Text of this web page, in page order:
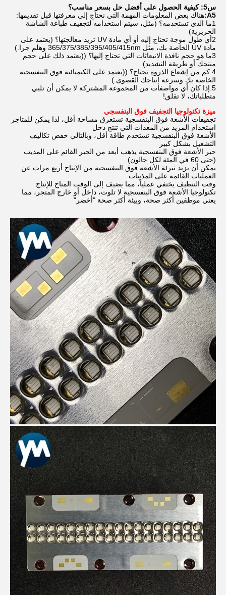
س5: كيفية الحصول على أفضل حل بسعر مناسب؟
A5: هناك بعض المعلومات المهمة التي نحتاج إلى معرفتها قبل تقديمها:
1ما الذي تستخدمه؟ (مثل، سيتم استخدامه لتجفيف طباعة الشاشة
الحريرية)
2أي طول موجة تحتاج إليه أو أي مادة UV تريد معالجتها؟ (يعتمد على
مادة UV الخاصة بك، مثل 365/375/385/395/405/415nm وهلم جرا.)
3ما هو حجم نافذة الانبعاثات التي تحتاج إليها؟ ((يعتمد ذلك على حجم
منتجك أو طريقة التشديد)
4.كم من إشعاع الذروة تحتاج؟ ((يعتمد على الكيميائية فوق البنفسجية
الخاصة بك وسرعة إنتاجك القصوى.)
5.إذا كان أي مواصفات من المجموعة المشتركة لا يمكن أن تلبي
متطلباتك، لا تقلق!
ميزة تكنولوجيا التجفيف فوق البنفسجي
تجفيفات الأشعة فوق البنفسجية تستغرق مساحة أقل، لذا يمكن للمتاجر
استخدام المزيد من المعدات التي تنتج دخل
الأشعة فوق البنفسجية تستخدم طاقة أقل، وبالتالي خفض تكاليف
التشغيل بشكل كبير
حبر الأشعة فوق البنفسجية يذهب أبعد من الحبر القائم على المذيب
(حتى 60 في المئة لكل جالون)
يمكن أن يزيد تبرئة الأشعة فوق البنفسجية من الإنتاج أربع مرات عن
العمليات القائمة على المذيبات
وقت التنظيف يختفي عملياً، مما يضيف إلى الوقت المتاح للإنتاج
تكنولوجيا الأشعة فوق البنفسجية لا تلوث، داخل أو خارج المتجر، مما
يعني موظفين أكثر صحة، وبيئة أكثر صحة "أخضر"